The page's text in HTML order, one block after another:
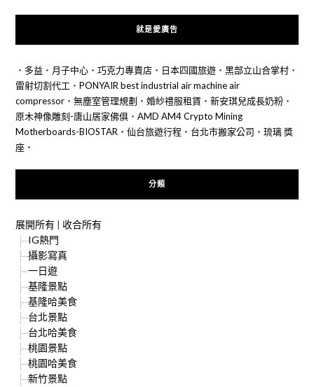
就是愛廣告
‧ 多益‧ 月子中心‧ 巧克力專賣店‧ 日本四國旅遊‧ 黑部立山合掌村‧
雷射切割代工 ‧ PONYAIR best industrial air machine air
compressor‧ 無塵室管理規劃 ‧ 婚紗禮服租賃‧ 新安琪兒成長奶粉‧
原木神像雕刻-唐山居家佛俱‧ AMD AM4 Crypto Mining
Motherboards-BIOSTAR‧ 仙台旅遊行程 ‧ 台北市搬家公司 ‧ 琉璃 獎
座‧
分類
展開所有| 收合所有
IG熱門
攝影寫真
一日遊
基隆景點
基隆哈美食
台北景點
台北哈美食
桃園景點
桃園哈美食
新竹景點